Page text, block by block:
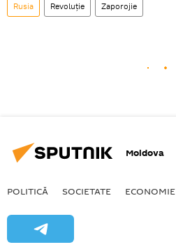
Rusia Revoluție Zaporojie
Moldova
POLITICĂ SOCIETATE ECONOMIE